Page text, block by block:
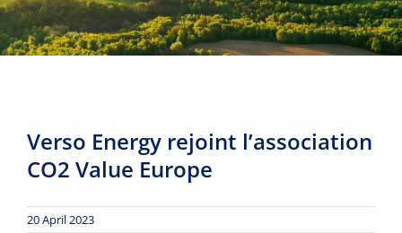
Verso Energy rejoint l’association
CO2 Value Europe
20 April 2023